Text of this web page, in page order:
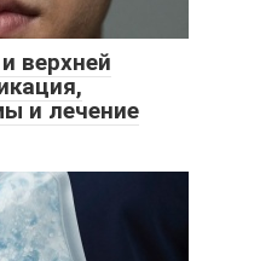
верхней
и лечение